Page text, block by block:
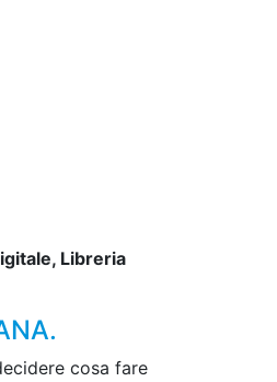
Libreria
cosa fare